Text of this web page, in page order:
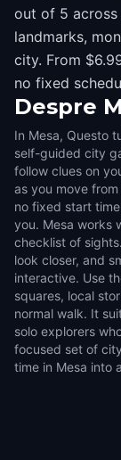
out of 5 across
landmarks,
city. From
no fixed
Despre
In Mesa, Questo
self-guided city
follow clues on
as you move
no fixed start
you. Mesa works
checklist of
look closer, and
interactive. Use
squares, local
normal walk. It
solo explorers
focused set of
time in Mesa into